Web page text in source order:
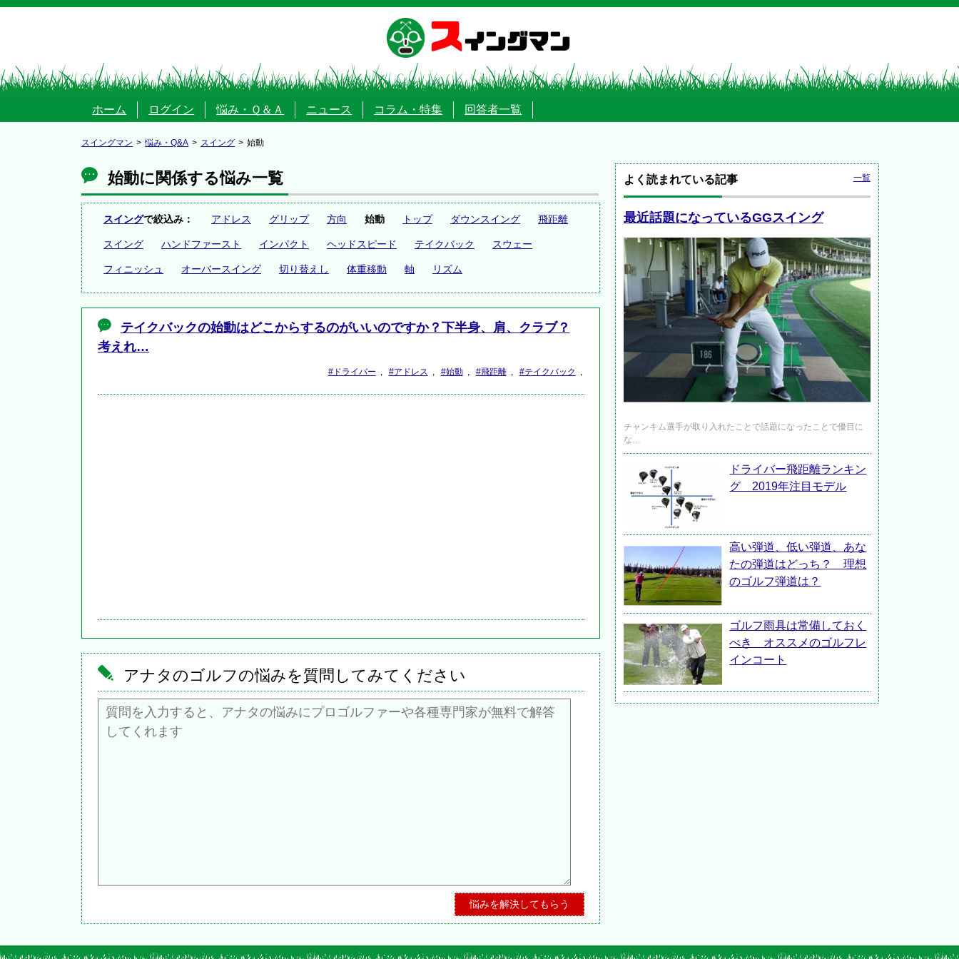
スイングマン
ホーム ログイン 悩み・Ｑ＆Ａ ニュース コラム・特集 回答者一覧
スイングマン 悩み・Q&A スイング 始動
始動に関係する悩み一覧
スイングで絞込み： アドレス グリップ 方向 始動 トップ ダウンスイング 飛距離
スイング ハンドファースト インパクト ヘッドスピード テイクバック スウェー
フィニッシュ オーバースイング 切り替えし 体重移動 軸 リズム
テイクバックの始動はどこからするのがいいのですか？下半身、肩、クラブ？
考えれ…
#ドライバー , #アドレス , #始動 , #飛距離 , #テイクバック ,
アナタのゴルフの悩みを質問してみてください
よく読まれている記事 一覧
最近話題になっているGGスイング
チャンキム選手が取り入れたことで話題になったことで優目に
な…
ドライバー飛距離ランキン
グ 2019年注目モデル
高い弾道、低い弾道、あな
たの弾道はどっち？ 理想
のゴルフ弾道は？
ゴルフ雨具は常備しておく
べき オススメのゴルフレ
インコート